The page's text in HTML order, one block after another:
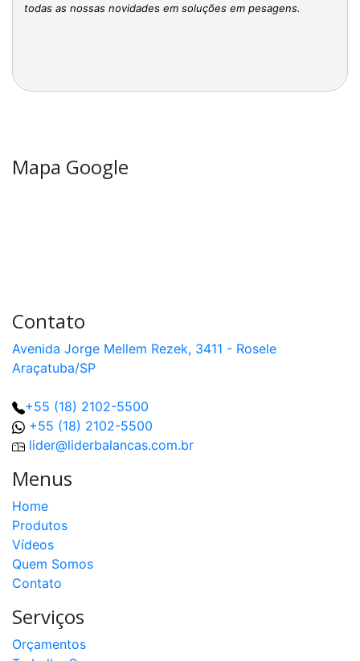
todas as nossas novidades em soluções em pesagens.
Mapa Google
Contato
Avenida Jorge Mellem Rezek, 3411 - Rosele
Araçatuba/SP
+55 (18) 2102-5500
+55 (18) 2102-5500
lider@liderbalancas.com.br
Menus
Home
Produtos
Vídeos
Quem Somos
Contato
Serviços
Orçamentos